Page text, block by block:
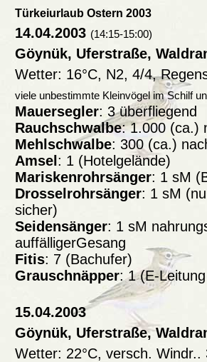
Türkeiurlaub Ostern 2003
14.04.2003 (14:15-15:00)
Göynük, Uferstraße,
Wetter: 16°C, N2, 4/4,
viele unbestimmte Kleinvögel im Schilf
Mauersegler: 3 überfliegend
Rauchschwalbe: 1.000 (ca.)
Mehlschwalbe: 300 (ca.)
Amsel : 1 (Hotelgelände)
Mariskenrohrsänger: 1 sM
Drosselrohrsänger: 1 sM
sicher)
Seidensänger: 1 sM
auffälligerGesang
Fitis: 7 (Bachufer)
Grauschnäpper: 1 (E-
15.04.2003
Göynük, Uferstraße,
Wetter: 22°C, versch. Windr..